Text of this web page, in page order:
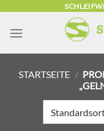
springen
STARTSEITE /